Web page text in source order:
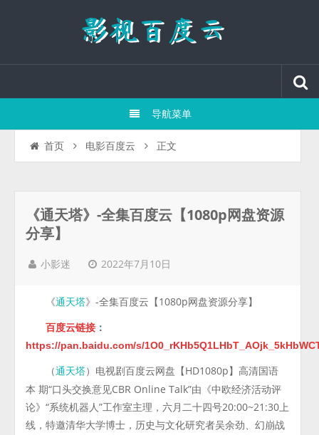
导航菜单
首页 电影百度云 正文
《通天塔》-全集百度云【1080p网盘资源
分享】
小影迷 2022年7月10日
《通天塔》-全集百度云【1080p网盘资源分享】
百度云链接 ：
https://pan.baidu.com/s/
（通天塔）电视剧百度云网盘【HD1080p】高清国语
本 期“口头交换意见CBR Online Talk”由《中欧经济活动评
论》“系统机器人”工作室主理，六月二十四号20:00~21:30上
线，特邀清华大学博士，历史与文化研究者吴余劲、幻崩战